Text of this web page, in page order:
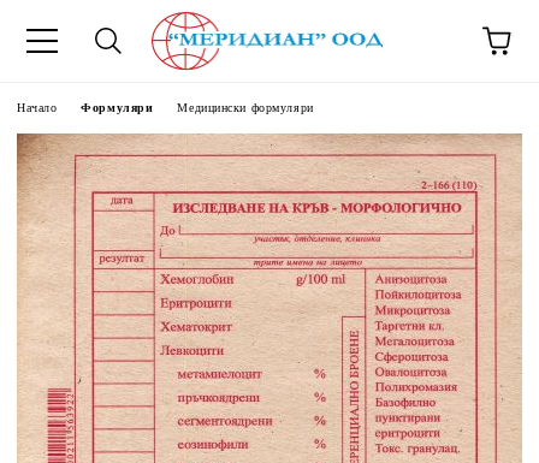
Начало Формуляри Медицински формуляри